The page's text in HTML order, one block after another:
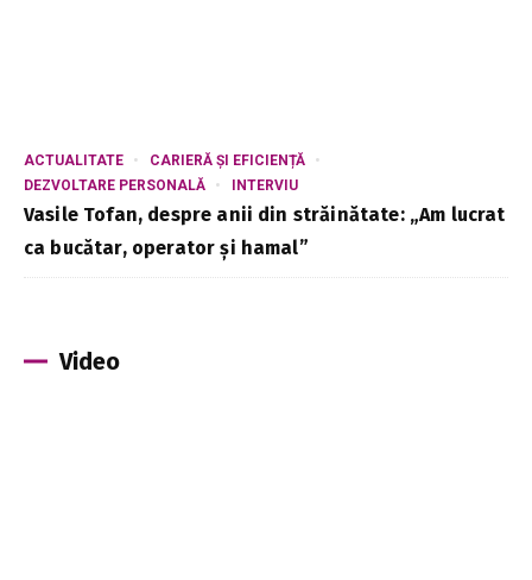
ACTUALITATE
CARIERĂ ȘI EFICIENȚĂ
DEZVOLTARE PERSONALĂ
INTERVIU
Vasile Tofan, despre anii din străinătate: „Am lucrat
ca bucătar, operator și hamal”
Video